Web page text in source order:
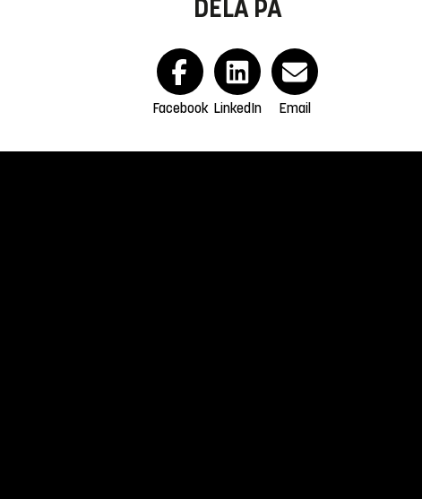
DELA PÅ
Facebook LinkedIn Email